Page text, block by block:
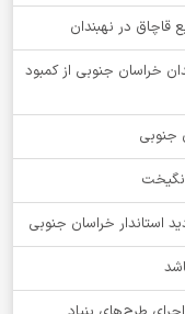
خراسان جنوبی از کمبود
استاندار خراسان جنوبی